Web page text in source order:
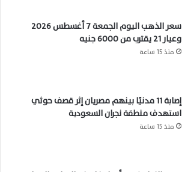
سعر الذهب اليوم الجمعة 7 أغسطس 2026
وعيار 21 يقترب من 6000 جنيه
منذ 15 ساعة
إصابة 11 مدنيًا بينهم مصريان إثر قصف حوثي
استهدف منطقة نجران السعودية
منذ 15 ساعة